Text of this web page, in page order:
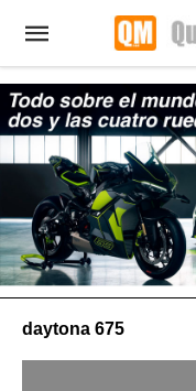
daytona 675